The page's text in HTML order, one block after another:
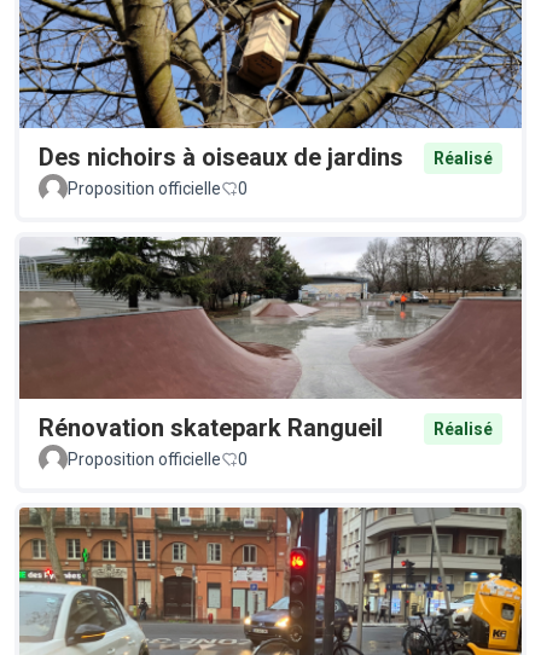
Des nichoirs à oiseaux de jardins
Réalisé
Proposition officielle
0
Rénovation skatepark Rangueil
Réalisé
Proposition officielle
0